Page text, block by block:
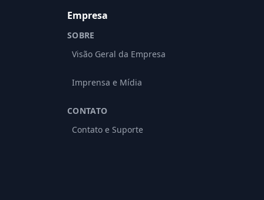
Empresa
SOBRE
Visão Geral da Empresa
Imprensa e Mídia
CONTATO
Contato e Suporte